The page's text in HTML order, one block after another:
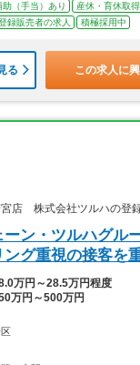
助（手当）あり 産休・育休取
録販売者の求人 積極採用中
る この求人に
店 株式会社ツルハの登
ン・ツルハグル
グ重視の接客を
万円～28.5万円程度
万円～500万円